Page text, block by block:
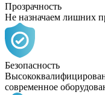
Прозрачность
Не назначаем лишних
Безопасность
современное